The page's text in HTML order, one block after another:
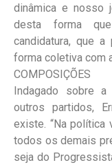
dinâmica e nosso
desta forma
candidatura, que
forma coletiva com
COMPOSIÇÕES
Indagado sobre
outros partidos,
existe. “Na
todos os demais
seja do